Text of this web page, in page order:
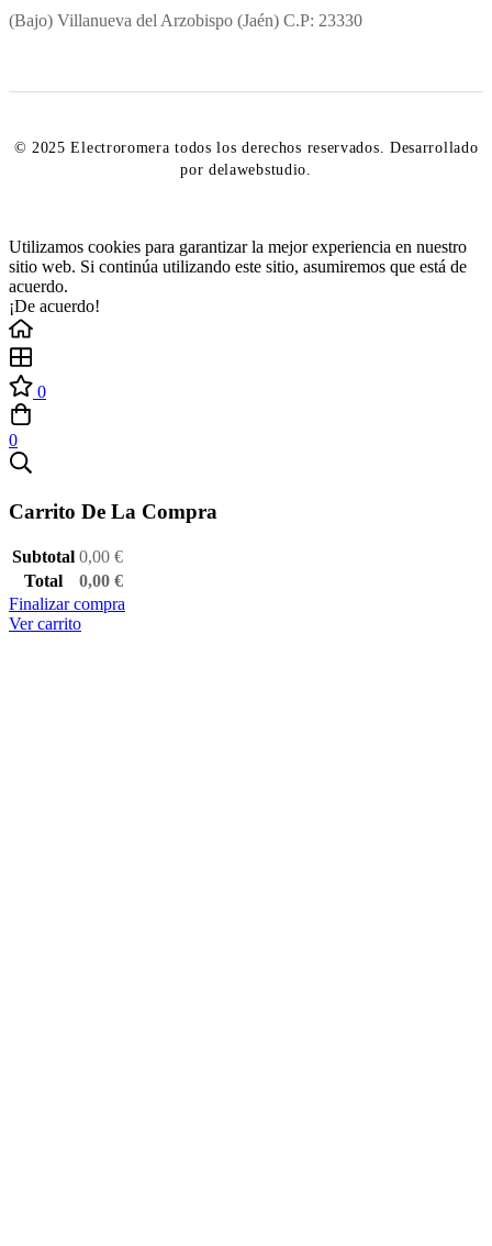
(Bajo) Villanueva del Arzobispo (Jaén) C.P: 23330
© 2025 Electroromera todos los derechos reservados. Desarrollado
por delawebstudio.
Utilizamos cookies para garantizar la mejor experiencia en nuestro
sitio web. Si continúa utilizando este sitio, asumiremos que está de
acuerdo.
¡De acuerdo!
0
0
Carrito De La Compra
Subtotal 0,00 €
Total
0,00 €
Finalizar compra
Ver carrito